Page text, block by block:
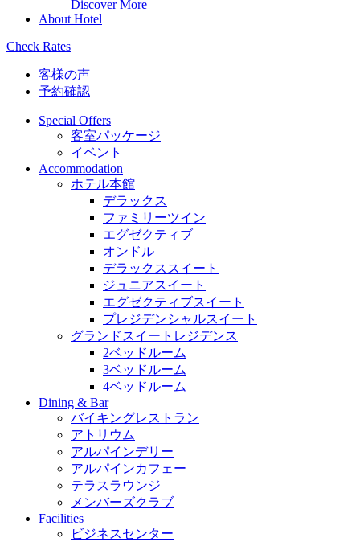
Discover More
About Hotel
Check Rates
客様の声
予約確認
Special Offers
客室パッケージ
イベント
Accommodation
ホテル本館
デラックス
ファミリーツイン
エグゼクティブ
オンドル
デラックススイート
ジュニアスイート
エグゼクティブスイート
プレジデンシャルスイート
グランドスイートレジデンス
2ベッドルーム
3ベッドルーム
4ベッドルーム
Dining & Bar
バイキングレストラン
アトリウム
アルパインデリー
アルパインカフェー
テラスラウンジ
メンバーズクラブ
Facilities
ビジネスセンター